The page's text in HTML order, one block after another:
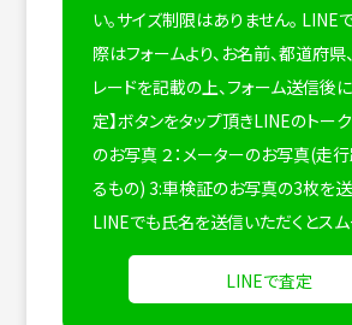
い。サイズ制限はありません。 LINE
際はフォームより、お名前、都道府県
レードを記載の上、フォーム送信後
定】ボタンをタップ頂きLINEのトー
のお写真 ２：メーターのお写真(走
るもの) 3:車検証のお写真の3枚を送
LINEでも氏名を送信いただくとスム
LINEで査定